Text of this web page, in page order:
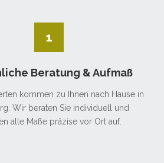
1
Beratung & Aufmaß
kommen zu Ihnen nach Hause in
Wir beraten Sie individuell und
alle Maße präzise vor Ort auf.